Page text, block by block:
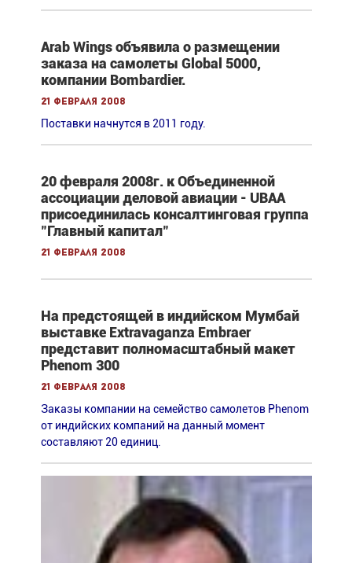
Arab Wings объявила о размещении
заказа на самолеты Global 5000,
компании Bombardier.
21 февраля 2008
Поставки начнутся в 2011 году.
20 февраля 2008г. к Объединенной
ассоциации деловой авиации - UBAA
присоединилась консалтинговая группа
"Главный капитал"
21 февраля 2008
На предстоящей в индийском Мумбай
выставке Extravaganza Embraer
представит полномасштабный макет
Phenom 300
21 февраля 2008
Заказы компании на семейство самолетов Phenom
от индийских компаний на данный момент
составляют 20 единиц.